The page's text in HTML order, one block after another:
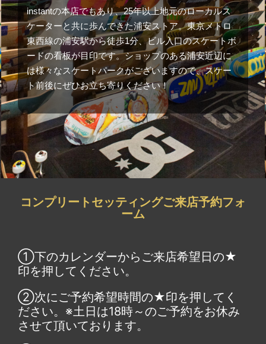
instantの本店でもあり、25年以上地元のローカルス
ケーターと共に歩んできた浦安ストア。東京メトロ
東西線の浦安駅から徒歩1分、ビル入口のスケートボ
ードの看板が目印です。ショップのある浦安近辺に
は様々なスケートパークがございますので、スケー
ト前後にぜひお立ち寄りください！
コンプリートセッティングご来店予約フォ
ーム
①下のカレンダーからご来店希望日の★
印を押してください。
②次にご予約希望時間の★印を押してく
ださい。※土日は18時～のご予約をお休み
させて頂いております。